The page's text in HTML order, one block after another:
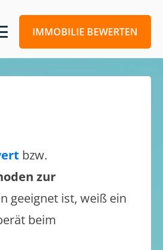
IMMOBILIE BEWERTEN
bzw.
zur
geeignet ist, weiß ein
beim